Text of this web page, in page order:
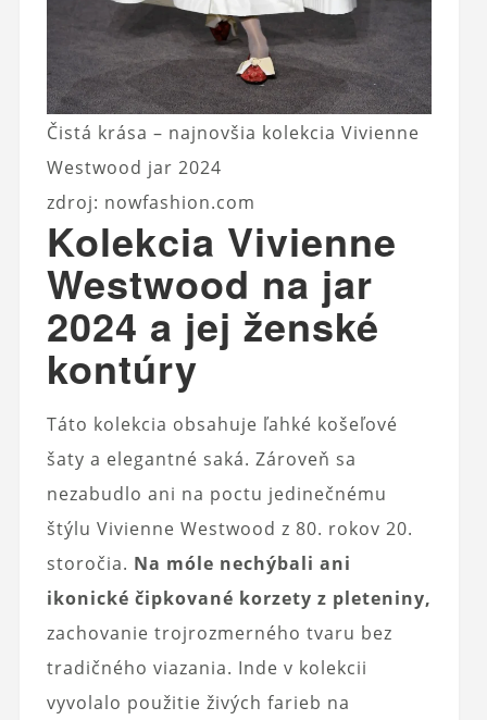
Čistá krása – najnovšia kolekcia Vivienne
Westwood jar 2024
zdroj: nowfashion.com
Kolekcia Vivienne
Westwood na jar
2024 a jej ženské
kontúry
Táto kolekcia obsahuje ľahké košeľové
šaty a elegantné saká. Zároveň sa
nezabudlo ani na poctu jedinečnému
štýlu Vivienne Westwood z 80. rokov 20.
storočia. Na móle nechýbali ani
ikonické čipkované korzety z pleteniny,
zachovanie trojrozmerného tvaru bez
tradičného viazania. Inde v kolekcii
vyvolalo použitie živých farieb na